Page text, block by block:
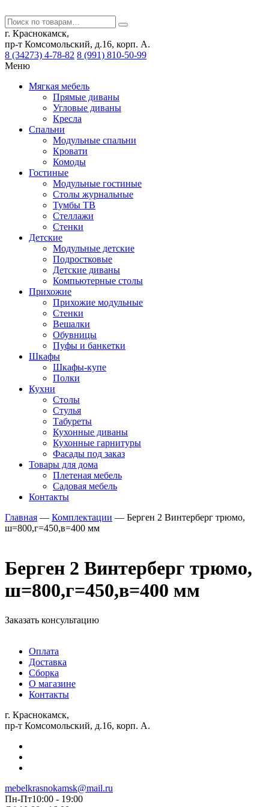
г. Краснокамск,
пр-т Комсомольский, д.16, корп. А.
8 (34273) 4-78-82 8 (991) 810-50-99
Меню
Мягкая мебель
Прямые диваны
Угловые диваны
Кресла
Спальни
Модульные спальни
Кровати
Комоды
Гостиные
Модульные гостиные
Столы журнальные
Тумбы ТВ
Стеллажи
Стенки
Детские
Модульные детские
Подростковые
Детские диваны
Компьютерные столы
Прихожие
Прихожие модульные
Стенки
Вешалки
Обувницы
Пуфы и банкетки
Шкафы
Шкафы-купе
Полки
Кухни
Столы
Стулья
Табуреты
Кухонные диваны
Кухонные гарнитуры
Фасады под заказ
Товары для дома
Плетеная мебель
Садовая мебель
Контакты
Главная — Комплектации — Берген 2 Винтерберг трюмо,
ш=800,г=450,в=400 мм
Берген 2 Винтерберг трюмо,
ш=800,г=450,в=400 мм
Заказать консультацию
Оплата
Доставка
Сборка
О магазине
Контакты
г. Краснокамск,
пр-т Комсомольский, д.16, корп. А.
mebelkrasnokamsk@mail.ru
Пн-Пт10:00 - 19:00